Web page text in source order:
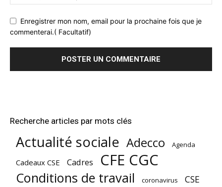
Enregistrer mon nom, email pour la prochaine fois que je
commenterai.( Facultatif)
Recherche articles par mots clés
Actualité sociale Adecco Agenda
Cadeaux CSE Cadres CFE CGC
Conditions de travail coronavirus CSE